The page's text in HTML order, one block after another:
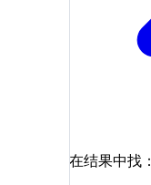
在结果中找：